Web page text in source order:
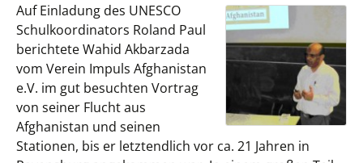
Auf Einladung des UNESCO
Schulkoordinators Roland Paul
berichtete Wahid Akbarzada
vom Verein Impuls Afghanistan
e.V. im gut besuchten Vortrag
von seiner Flucht aus
Afghanistan und seinen
Stationen, bis er letztendlich vor ca. 21 Jahren in